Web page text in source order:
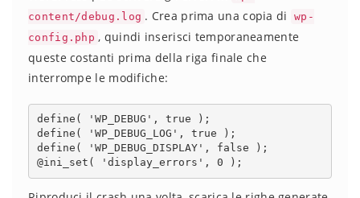
content/debug.log . Crea prima una copia di
wp-
config.php , quindi inserisci temporaneamente
queste costanti prima della riga finale che
interrompe le modifiche:
define( 'WP_DEBUG', true );
define( 'WP_DEBUG_LOG', true );
define( 'WP_DEBUG_DISPLAY', false );
@ini_set( 'display_errors', 0 );